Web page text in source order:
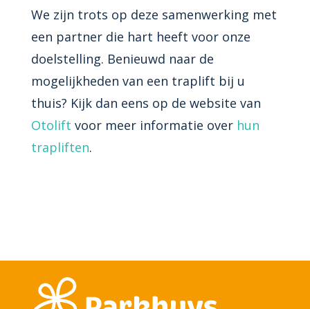
We zijn trots op deze samenwerking met
een partner die hart heeft voor onze
doelstelling. Benieuwd naar de
mogelijkheden van een traplift bij u
thuis? Kijk dan eens op de website van
Otolift voor meer informatie over hun
trapliften.